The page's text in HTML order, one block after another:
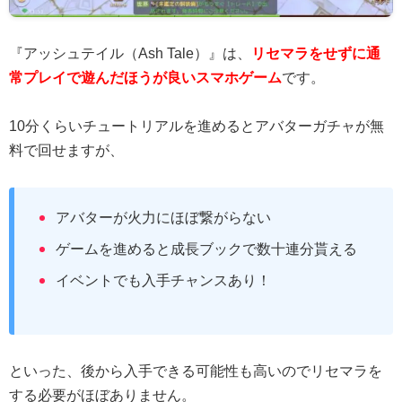
『アッシュテイル（Ash Tale）』は、
リセマラをせずに通
常プレイで遊んだほうが良いスマホゲームです。
10分くらいチュートリアルを進めるとアバターガチャが無
料で回せますが、
アバターが火力にほぼ繋がらない
ゲームを進めると成長ブックで数十連分貰える
イベントでも入手チャンスあり！
といった、後から入手できる可能性も高いのでリセマラを
する必要がほぼありません。